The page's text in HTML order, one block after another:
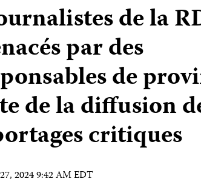
de la
par des
de
de la diffusion
critiques
2024 9:42 AM EDT